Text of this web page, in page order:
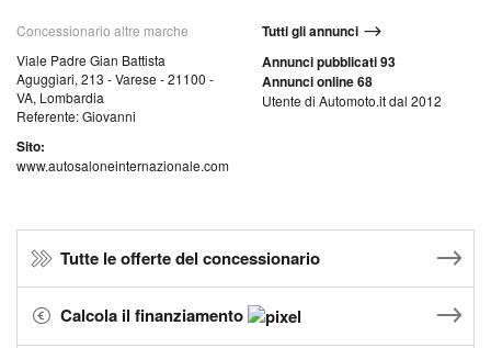
Concessionario altre marche
Viale Padre Gian Battista
Aguggiari, 213 - Varese - 21100 -
VA, Lombardia
Referente: Giovanni
Sito:
www.autosaloneinternazionale.com
Tutti gli annunci
Annunci pubblicati 93
Annunci online 68
Utente di Automoto.it dal 2012
Tutte le offerte del concessionario
Calcola il finanziamento